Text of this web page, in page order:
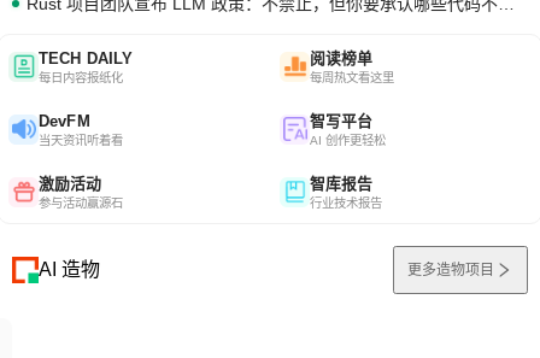
TECH DAILY
每日内容报纸化
阅读榜单
每周热文看这里
DevFM
当天资讯听着看
智写平台
AI 创作更轻松
激励活动
参与活动赢源石
智库报告
行业技术报告
AI 造物 更多造物项目